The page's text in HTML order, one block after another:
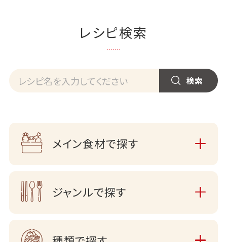
レシピ検索
メイン食材で探す
ジャンルで探す